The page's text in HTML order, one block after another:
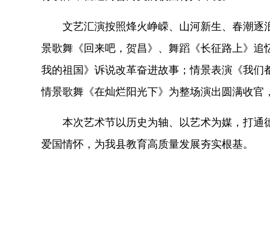
文艺汇演按照烽火峥嵘、山河新生、春潮逐
景歌舞《回来吧，贺昌》、舞蹈《长征路上》
我的祖国》诉说改革奋进故事；情景表演《我
情景歌舞《在灿烂阳光下》为整场演出圆满收官
本次艺术节以历史为轴、以艺术为媒，打
爱国情怀，为我县教育高质量发展夯实根基。